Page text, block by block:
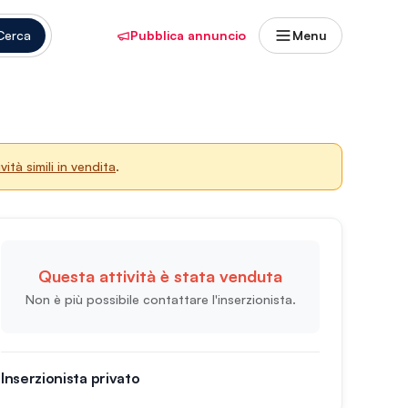
Pubblica annuncio Menu
simili in vendita.
Questa attività è stata venduta
Non è più possibile contattare l'inserzionista.
Inserzionista privato